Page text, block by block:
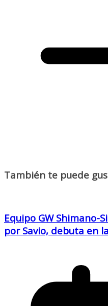
También te puede
Equipo GW Shimano-
por Savio, debuta en